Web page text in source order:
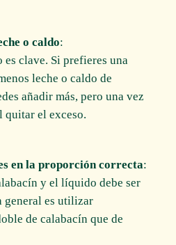
o caldo:
clave. Si prefieres una
leche o caldo de
añadir más, pero una vez
quitar el exceso.
en la proporción correcta:
y el líquido debe ser
general es utilizar
de calabacín que de